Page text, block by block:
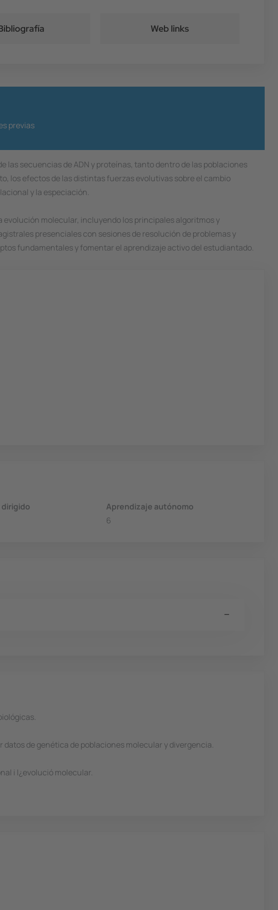
Web links
previas
secuencias de ADN y proteínas, tanto dentro de las poblaciones
los efectos de las distintas fuerzas evolutivas sobre el cambio
y la especiación.
molecular, incluyendo los principales algoritmos y
presenciales con sesiones de resolución de problemas y
fundamentales y fomentar el aprendizaje activo del estudiantado.
Aprendizaje autónomo
6
de genética de poblaciones molecular y divergencia.
i l¿evolució molecular.